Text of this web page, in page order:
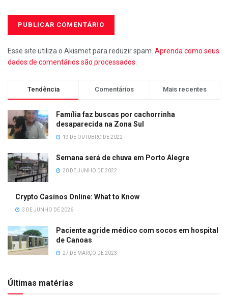
Esse site utiliza o Akismet para reduzir spam. Aprenda como seus
dados de comentários são processados
Tendência Comentários Mais recentes
Família faz buscas por cachorrinha
desaparecida na Zona Sul
19 DE OUTUBRO DE 2022
Semana será de chuva em Porto Alegre
20 DE JUNHO DE 2022
Crypto Casinos Online: What to Know
3 DE JUNHO DE 2026
Paciente agride médico com socos em hospital
de Canoas
27 DE MARÇO DE 2023
Últimas matérias